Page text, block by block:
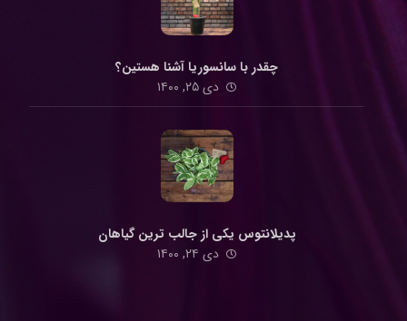
چقدر با سانسوریا آشنا هستین؟
دی ۲۵, ۱۴۰۰
پدیلانتوس یکی از جالب ترین گیاهان
دی ۲۴, ۱۴۰۰